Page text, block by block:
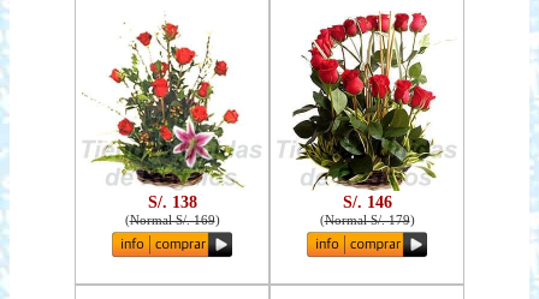
S/. 138
(Normal S/. 169)
S/. 146
(Normal S/. 179)